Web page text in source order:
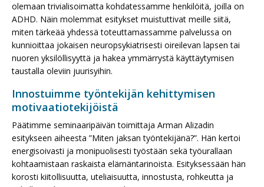
olemaan trivialisoimatta kohdatessamme henkilöitä, joilla on
ADHD. Näin molemmat esitykset muistuttivat meille siitä,
miten tärkeää yhdessä toteuttamassamme palvelussa on
kunnioittaa jokaisen neuropsykiatrisesti oireilevan lapsen tai
nuoren yksilöllisyyttä ja hakea ymmärrystä käyttäytymisen
taustalla oleviin juurisyihin.
Innostuimme työntekijän kehittymisen
motivaatiotekijöistä
Päätimme seminaaripäivän toimittaja Arman Alizadin
esitykseen aiheesta ”Miten jaksan työntekijänä?”. Hän kertoi
energisoivasti ja monipuolisesti työstään sekä työurallaan
kohtaamistaan raskaista elämäntarinoista. Esityksessään hän
korosti kiitollisuutta, uteliaisuutta, innostusta, rohkeutta ja